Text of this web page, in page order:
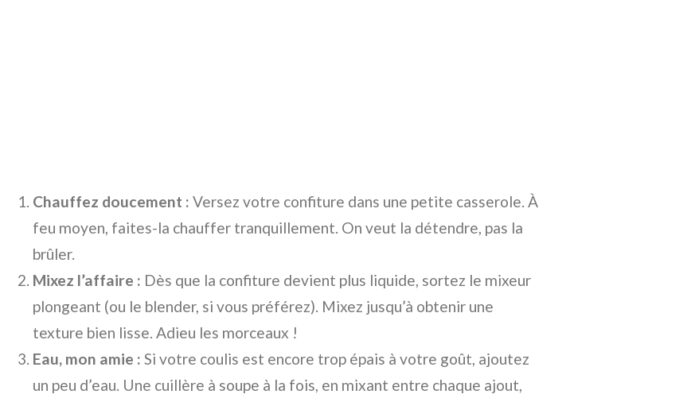
Chauffez doucement : Versez votre confiture dans une petite casserole. À
feu moyen, faites-la chauffer tranquillement. On veut la détendre, pas la
brûler.
Mixez l’affaire : Dès que la confiture devient plus liquide, sortez le mixeur
plongeant (ou le blender, si vous préférez). Mixez jusqu’à obtenir une
texture bien lisse. Adieu les morceaux !
Eau, mon amie : Si votre coulis est encore trop épais à votre goût, ajoutez
un peu d’eau. Une cuillère à soupe à la fois, en mixant entre chaque ajout,